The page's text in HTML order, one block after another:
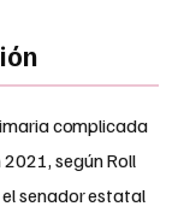
complicada
según Roll
el senador estatal